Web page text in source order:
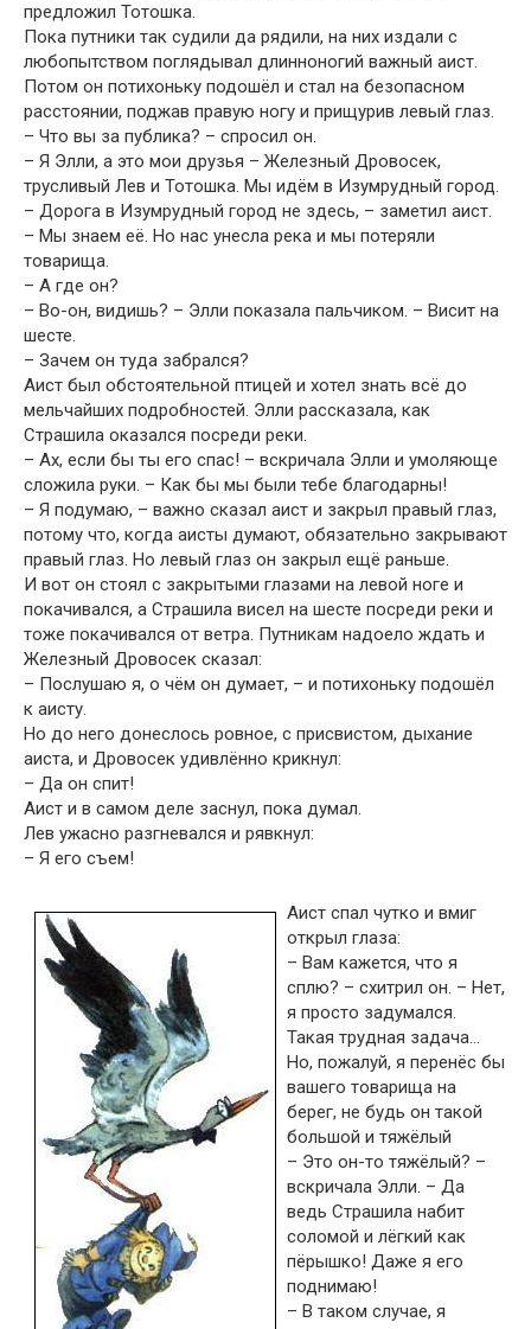
предложил Тотошка.
Пока путники так судили да рядили, на них издали с
любопытством поглядывал длинноногий важный аист.
Потом он потихоньку подошёл и стал на безопасном
расстоянии, поджав правую ногу и прищурив левый глаз.
– Что вы за публика? – спросил он.
– Я Элли, а это мои друзья – Железный Дровосек,
трусливый Лев и Тотошка. Мы идём в Изумрудный город.
– Дорога в Изумрудный город не здесь, – заметил аист.
– Мы знаем её. Но нас унесла река и мы потеряли
товарища.
– А где он?
– Во-он, видишь? – Элли показала пальчиком. – Висит на
шесте.
– Зачем он туда забрался?
Аист был обстоятельной птицей и хотел знать всё до
мельчайших подробностей. Элли рассказала, как
Страшила оказался посреди реки.
– Ах, если бы ты его спас! – вскричала Элли и умоляюще
сложила руки. – Как бы мы были тебе благодарны!
– Я подумаю, – важно сказал аист и закрыл правый глаз,
потому что, когда аисты думают, обязательно закрывают
правый глаз. Но левый глаз он закрыл ещё раньше.
И вот он стоял с закрытыми глазами на левой ноге и
покачивался, а Страшила висел на шесте посреди реки и
тоже покачивался от ветра. Путникам надоело ждать и
Железный Дровосек сказал:
– Послушаю я, о чём он думает, – и потихоньку подошёл
к аисту.
Но до него донеслось ровное, с присвистом, дыхание
аиста, и Дровосек удивлённо крикнул:
– Да он спит!
Аист и в самом деле заснул, пока думал.
Лев ужасно разгневался и рявкнул:
– Я его съем!
Аист спал чутко и вмиг
открыл глаза:
– Вам кажется, что я
сплю? – схитрил он. – Нет,
я просто задумался.
Такая трудная задача…
Но, пожалуй, я перенёс бы
вашего товарища на
берег, не будь он такой
большой и тяжёлый
– Это он-то тяжёлый? –
вскричала Элли. – Да
ведь Страшила набит
соломой и лёгкий как
пёрышко! Даже я его
поднимаю!
– В таком случае, я